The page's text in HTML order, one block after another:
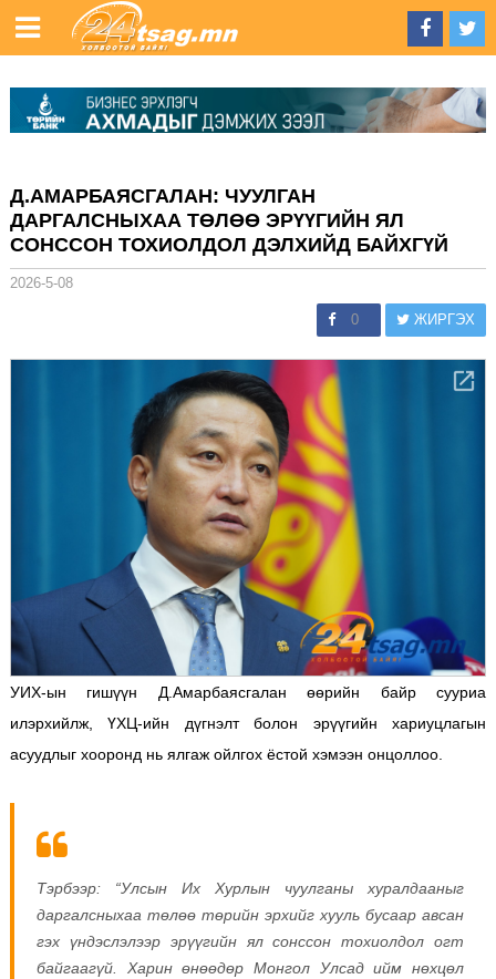
Д.АМАРБАЯСГАЛАН: ЧУУЛГАН
ДАРГАЛСНЫХАА ТӨЛӨӨ ЭРҮҮГИЙН ЯЛ
СОНССОН ТОХИОЛДОЛ ДЭЛХИЙД БАЙХГҮЙ
2026-5-08
0 ЖИРГЭХ
УИХ-ын гишүүн Д.Амарбаясгалан өөрийн байр сууриа
илэрхийлж, ҮХЦ-ийн дүгнэлт болон эрүүгийн хариуцлагын
асуудлыг хооронд нь ялгаж ойлгох ёстой хэмээн онцоллоо.
Тэрбээр: “Улсын Их Хурлын чуулганы хуралдааныг
даргалсныхаа төлөө төрийн эрхийг хууль бусаар авсан
гэх үндэслэлээр эрүүгийн ял сонссон тохиолдол огт
байгаагүй. Харин өнөөдөр Монгол Улсад ийм нөхцөл